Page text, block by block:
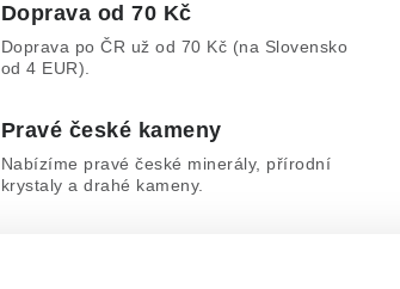
Doprava od 70 Kč
Doprava po ČR už od 70 Kč (na Slovensko
od 4 EUR).
Pravé české kameny
Nabízíme pravé české minerály, přírodní
krystaly a drahé kameny.